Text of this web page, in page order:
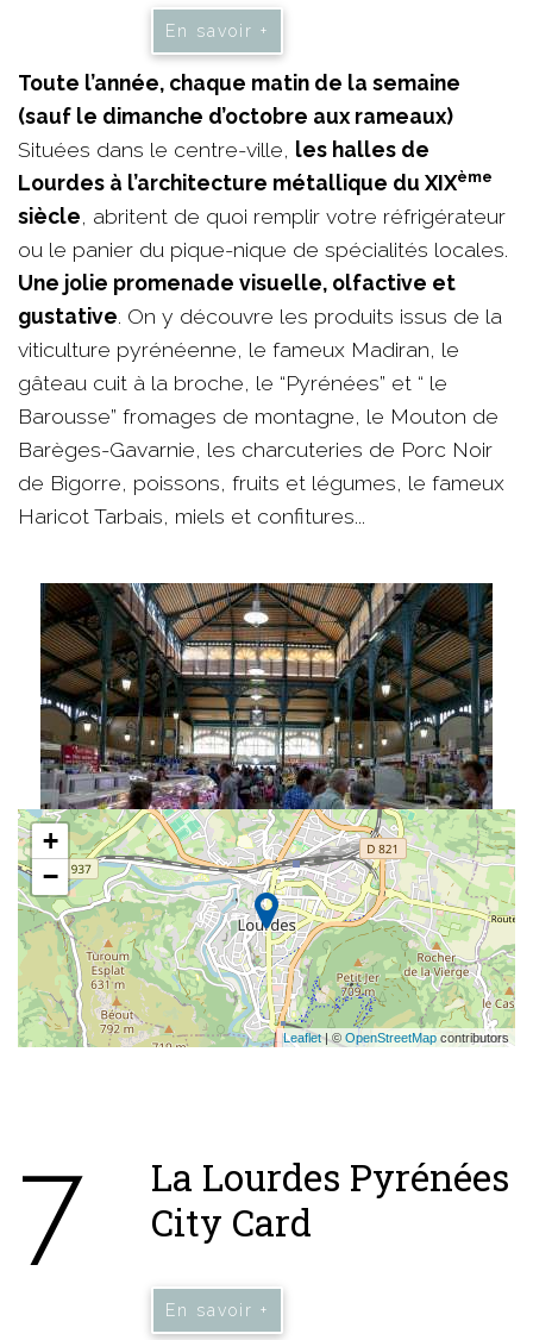
En savoir +
Toute l’année, chaque matin de la semaine
(sauf le dimanche d’octobre aux rameaux)
Situées dans le centre-ville, les halles de
Lourdes à l’architecture métallique du XIXème
siècle, abritent de quoi remplir votre réfrigérateur
ou le panier du pique-nique de spécialités locales.
Une jolie promenade visuelle, olfactive et
gustative. On y découvre les produits issus de la
viticulture pyrénéenne, le fameux Madiran, le
gâteau cuit à la broche, le “Pyrénées” et “ le
Barousse” fromages de montagne, le Mouton de
Barèges-Gavarnie, les charcuteries de Porc Noir
de Bigorre, poissons, fruits et légumes, le fameux
Haricot Tarbais, miels et confitures...
+
−
Leaflet| © OpenStreetMap contributors
7
La Lourdes Pyrénées
City Card
En savoir +